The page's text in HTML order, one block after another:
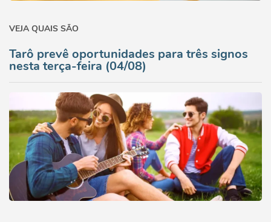
VEJA QUAIS SÃO
Tarô prevê oportunidades para três signos
nesta terça-feira (04/08)